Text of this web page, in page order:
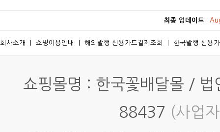
최종 업데이트 :
회사소개 쇼핑이용안내 해외발행 신용카드결제조회 한국발행 신용
쇼핑몰명 : 한국꽃배달몰 /
88437 (사업